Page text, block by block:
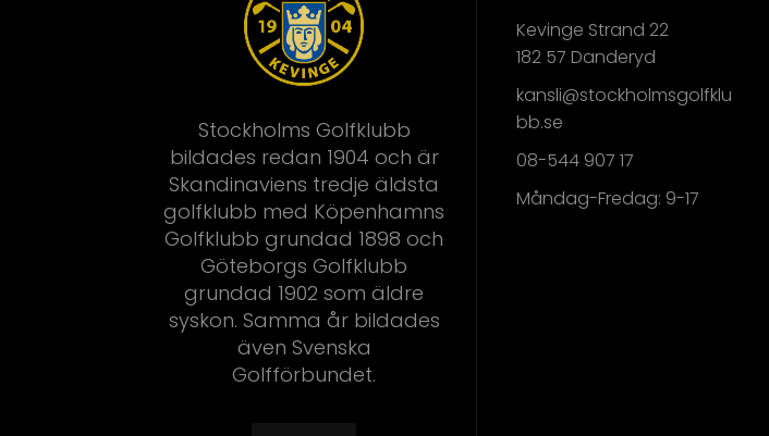
Stockholms Golfklubb
bildades redan 1904 och är
Skandinaviens tredje äldsta
golfklubb med Köpenhamns
Golfklubb grundad 1898 och
Göteborgs Golfklubb
grundad 1902 som äldre
syskon. Samma år bildades
även Svenska
Golfförbundet.
Kevinge Strand 22
182 57 Danderyd
kansli@stockholmsgolfklu
bb.se
08-544 907 17
Måndag-Fredag: 9-17